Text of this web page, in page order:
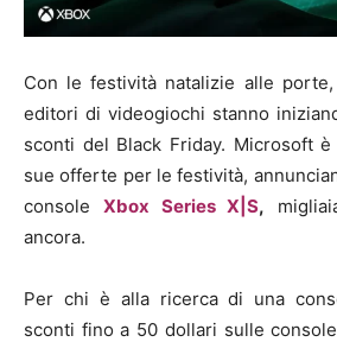
Con le festività natalizie alle
editori di videogiochi stanno
sconti del Black Friday. Microsoft è
sue offerte per le festività,
console Xbox Series X|S,
ancora.
Per chi è alla ricerca di una
sconti fino a 50 dollari sulle